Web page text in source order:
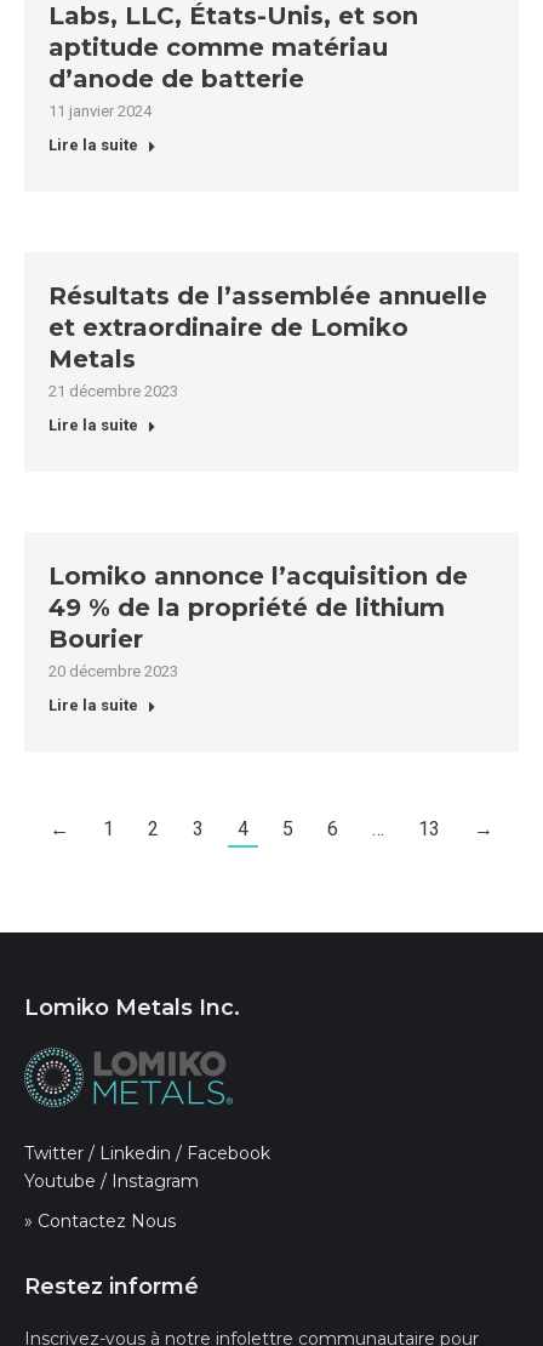
Labs, LLC, États-Unis, et son
aptitude comme matériau
d’anode de batterie
11 janvier 2024
Lire la suite
Résultats de l’assemblée annuelle
et extraordinaire de Lomiko
Metals
21 décembre 2023
Lire la suite
Lomiko annonce l’acquisition de
49 % de la propriété de lithium
Bourier
20 décembre 2023
Lire la suite
← 1 2 3 4 5 6 … 13 →
Lomiko Metals Inc.
Twitter / Linkedin / Facebook
Youtube / Instagram
» Contactez Nous
Restez informé
Inscrivez-vous à notre infolettre communautaire pour